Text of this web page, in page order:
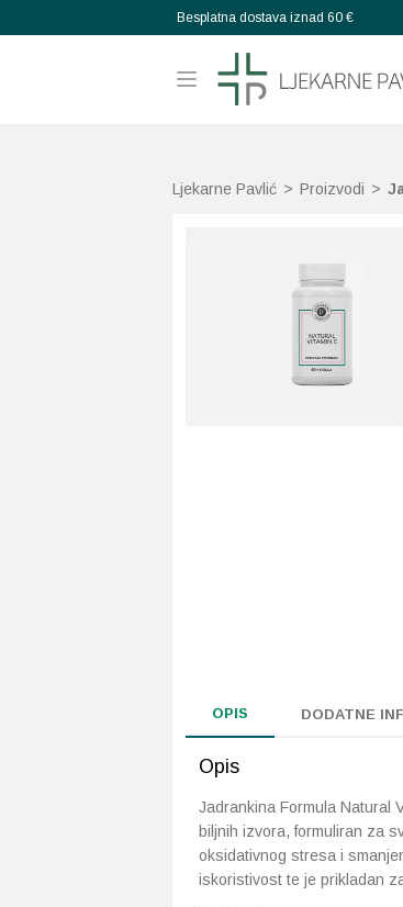
Besplatna dostava iznad 60 €
Ljekarne Pavlić > Proizvodi >
OPIS DODATNE
Opis
Jadrankina Formula Natural
biljnih izvora, formuliran za
oksidativnog stresa i
iskoristivost te je prikladan